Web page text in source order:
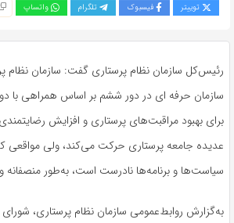
توییتر فیسبوک تلگرام واتساپ
رئیس‌کل سازمان نظام پرستاری گفت: سازمان نظام
سازمان حرفه ای در دور ششم بر اساس همراهی با
برای بهبود مراقبت‌های پرستاری و افزایش
عدیده جامعه پرستاری حرکت می‌کند، ولی
سیاست‌ها و برنامه‌ها نادرست است، به‌طور منصفانه
به‌گزارش روابط‌عمومی سازمان نظام پرستاری،